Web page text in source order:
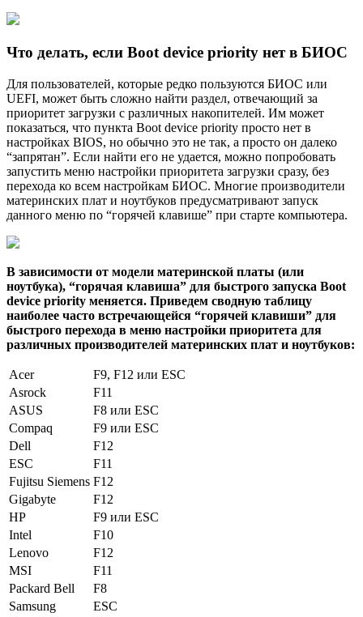
Что делать, если Boot device priority нет в БИОС
Для пользователей, которые редко пользуются БИОС или
UEFI, может быть сложно найти раздел, отвечающий за
приоритет загрузки с различных накопителей. Им может
показаться, что пункта Boot device priority просто нет в
настройках BIOS, но обычно это не так, а просто он далеко
“запрятан”. Если найти его не удается, можно попробовать
запустить меню настройки приоритета загрузки сразу, без
перехода ко всем настройкам БИОС. Многие производители
материнских плат и ноутбуков предусматривают запуск
данного меню по “горячей клавише” при старте компьютера.
В зависимости от модели материнской платы (или
ноутбука), “горячая клавиша” для быстрого запуска Boot
device priority меняется. Приведем сводную таблицу
наиболее часто встречающейся “горячей клавиши” для
быстрого перехода в меню настройки приоритета для
различных производителей материнских плат и ноутбуков:
Acer
F9, F12 или ESC
Asrock
F11
ASUS
F8 или ESC
Compaq
F9 или ESC
Dell
F12
ESC
F11
Fujitsu Siemens F12
Gigabyte
F12
HP
F9 или ESC
Intel
F10
Lenovo
F12
MSI
F11
Packard Bell
F8
Samsung
ESC